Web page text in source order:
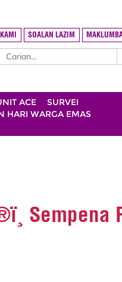
SOALAN LAZIM
ACE
SURVEI
HARI WARGA EMAS